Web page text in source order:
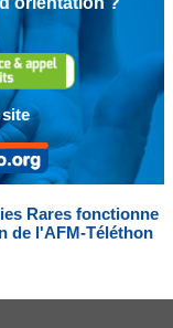
Rares fonctionne
de l'AFM-Téléthon